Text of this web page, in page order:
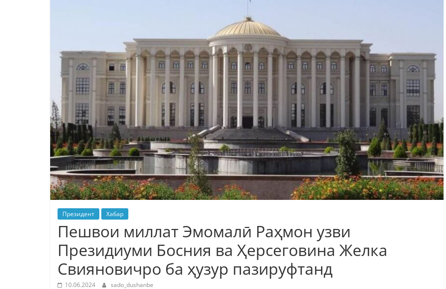
Президент Хабар
Пешвои миллат Эмомалӣ Раҳмон узви
Президиуми Босния ва Ҳерсеговина Желка
Свияновичро ба ҳузур пазируфтанд
10.06.2024 sado_dushanbe